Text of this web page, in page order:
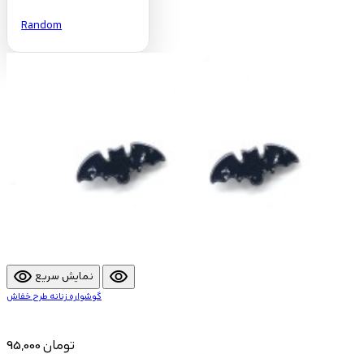
Random
visibility نمایش سریع visibility
گوشواره زنانه طرح خفاش
95,000 تومان